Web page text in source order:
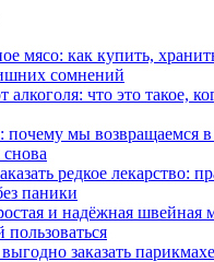
мясо: как купить,
сомнений
алкоголя: что это такое,
мы возвращаемся в
редкое лекарство:
паники
и надёжная
пользоваться
заказать